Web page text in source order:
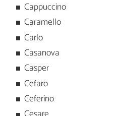
Cappuccino
Caramello
Carlo
Casanova
Casper
Cefaro
Ceferino